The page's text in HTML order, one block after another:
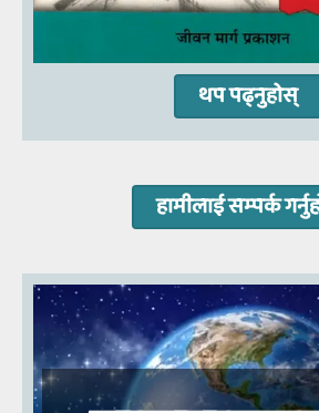
थप पढ्नुहोस्
हामीलाई सम्‍पर्क